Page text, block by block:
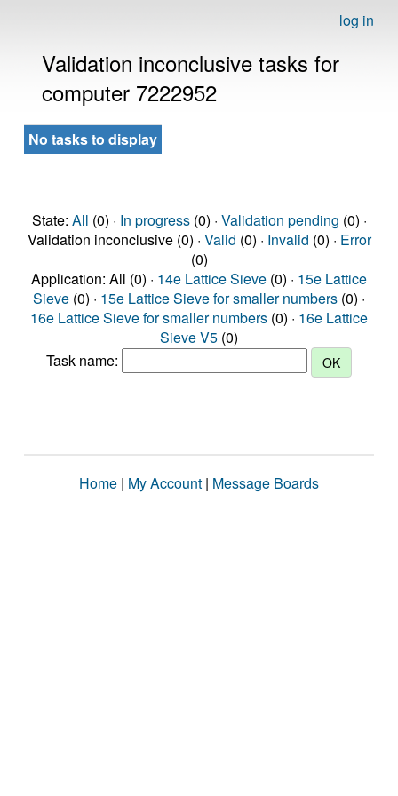
log in
Validation inconclusive tasks for
computer 7222952
No tasks to display
State: All (0) · In progress(0) · Validation pending (0) ·
Validation inconclusive (0) · Valid (0) · Invalid (0) · Error
(0)
Application: All (0) · 14e Lattice Sieve (0) · 15e Lattice
Sieve (0) · 15e Lattice Sieve for smaller numbers (0) ·
16e Lattice Sieve for smaller numbers (0) · 16e Lattice
Sieve V5 (0)
Task name:
Home | My Account | Message Boards